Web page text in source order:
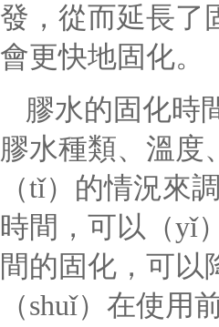
發，從而延長了
會更快地固化。
膠水的固化時
膠水種類、溫度
（tǐ）的情況來
時間，可以（yǐ
間的固化，可以
（shuǐ）在使